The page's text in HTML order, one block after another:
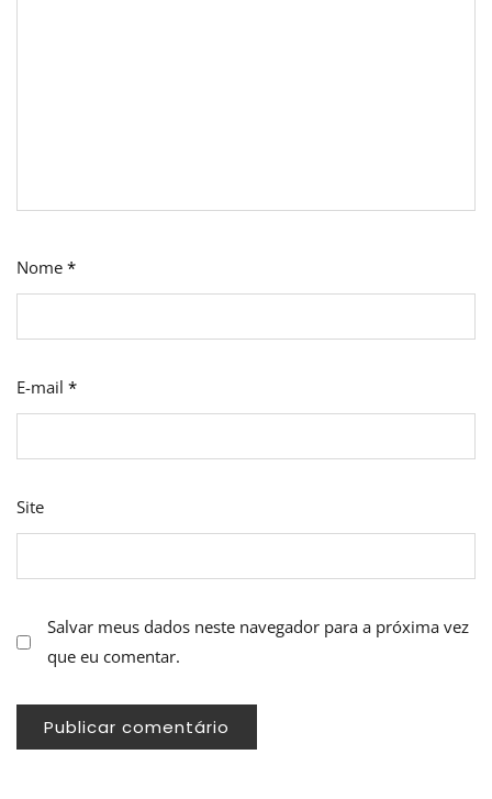
Nome *
E-mail *
Site
Salvar meus dados neste navegador para a próxima vez
que eu comentar.